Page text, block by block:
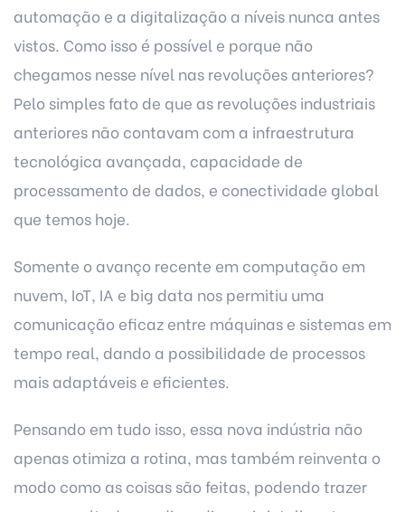
automação e a digitalização a níveis nunca antes
vistos. Como isso é possível e porque não
chegamos nesse nível nas revoluções anteriores?
Pelo simples fato de que as revoluções industriais
anteriores não contavam com a infraestrutura
tecnológica avançada, capacidade de
processamento de dados, e conectividade global
que temos hoje.
Somente o avanço recente em computação em
nuvem, IoT, IA e big data nos permitiu uma
comunicação eficaz entre máquinas e sistemas em
tempo real, dando a possibilidade de processos
mais adaptáveis e eficientes.
Pensando em tudo isso, essa nova indústria não
apenas otimiza a rotina, mas também reinventa o
modo como as coisas são feitas, podendo trazer